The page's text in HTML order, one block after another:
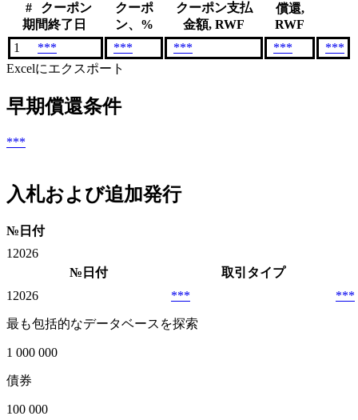
#
クーポン
期間終了日
クーポ
ン、%
クーポン支払
金額, RWF
償還,
RWF
1
*** *** *** ***
***
Excelにエクスポート
早期償還条件
***
入札および追加発行
№ 日付
1 2026
№ 日付
取引タイプ
1 2026 *** ***
最も包括的なデータベースを探索
1 000 000
債券
100 000